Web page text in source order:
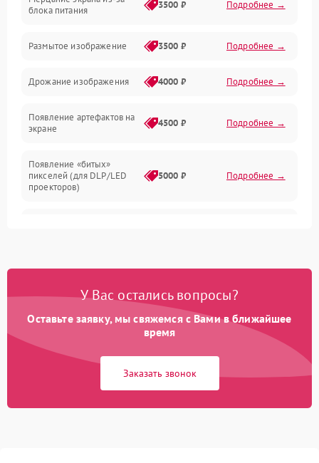
блока питания
3500 ₽ Подробнее →
Размытое изображение 3500 ₽ Подробнее →
Дрожание изображения 4000 ₽ Подробнее →
Появление артефактов на
экране
4500 ₽ Подробнее →
Появление «битых»
пикселей (для DLP/LED
проекторов)
5000 ₽ Подробнее →
Нестабильная яркость или
Неравномерная подсветка
4500 ₽ Подробнее →
автоматическая коррекция
трапеции (Keystone)
3000 ₽ Подробнее →
У Вас остались вопросы?
Оставьте заявку, мы свяжемся с Вами в ближайшее
время
Заказать звонок